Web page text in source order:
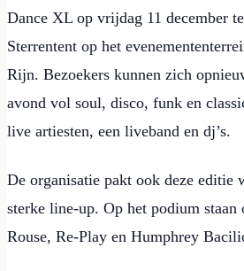
Dance XL op vrijdag 11 december
Sterrentent op het
Rijn. Bezoekers kunnen zich
avond vol soul, disco, funk en
live artiesten, een liveband en dj’s.
De organisatie pakt ook deze editie
sterke line-up. Op het podium staan
Rouse, Re-Play en Humphrey